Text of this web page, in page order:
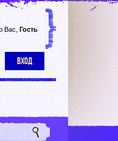
Вас Гость
ВХОД